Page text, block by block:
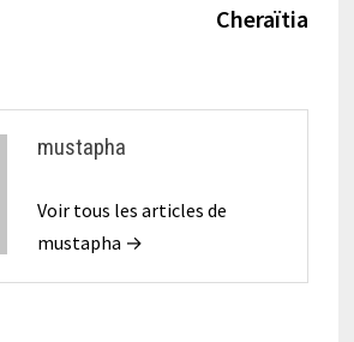
Cheraïtia
mustapha
Voir tous les articles de
mustapha →